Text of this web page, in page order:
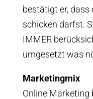
bestätigt er,
schicken darfst.
IMMER
umgesetzt was
Marketingmix
Online